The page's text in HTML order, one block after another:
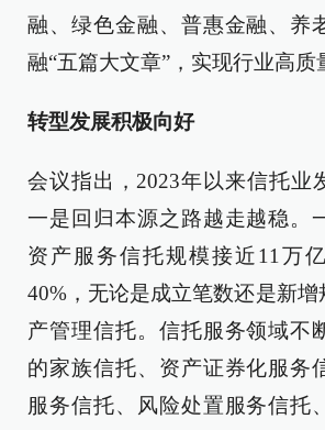
融、绿色金融、普惠金融、养
融“五篇大文章”，实现行业高质
转型发展积极向好
会议指出，2023年以来信托业
一是回归本源之路越走越稳。
资产服务信托规模接近11万
40%，无论是成立笔数还是新
产管理信托。信托服务领域不
的家族信托、资产证券化服务
服务信托、风险处置服务信托